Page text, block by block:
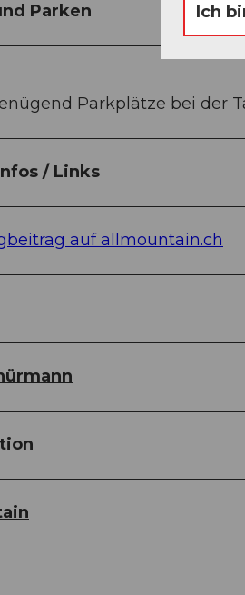
Parken
Parkplätze bei der
/ Links
auf allmountain.ch
Ich